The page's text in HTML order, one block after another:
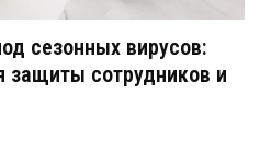
сезонных вирусов:
сотрудников и